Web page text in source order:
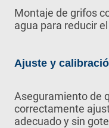
Montaje de grifos
agua para reducir
Ajuste y
Aseguramiento de
correctamente
adecuado y sin